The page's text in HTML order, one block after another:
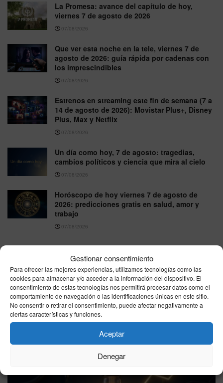
Gestionar consentimiento
Para ofrecer las mejores experiencias, utilizamos tecnologías como las
cookies para almacenar y/o acceder a la información del dispositivo. El
consentimiento de estas tecnologías nos permitirá procesar datos como el
comportamiento de navegación o las identificaciones únicas en este sitio.
No consentir o retirar el consentimiento, puede afectar negativamente a
ciertas características y funciones.
Aceptar
Denegar
La Promesa: avance del capítulo de hoy,
viernes 7 de agosto de 2026
07/08/2026
Que ver esta noche en la tele, viernes 7 de
agosto de 2026: guía rápida por cadenas con
los imprescindibles
07/08/2026
Estrenos en streaming este fin de semana (7 a
14 de agosto de 2026): Movistar Plus+, Disney
Plus, Max y Netflix
07/08/2026
Un día como hoy, 7 de agosto: tragedias,
cambios políticos y ciencia que mira al cielo
07/08/2026
Horóscopo de hoy viernes 7 de agosto de
2026: predicciones gratis en salud, amor y
trabajo
07/08/2026
VER MÁS
Última hora